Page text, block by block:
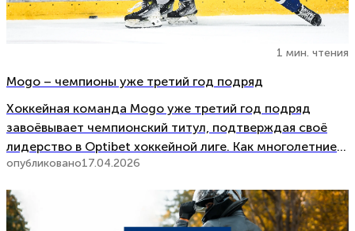
1 мин. чтения
Mogo – чемпионы уже третий год подряд
Хоккейная команда Mogo уже третий год подряд
завоёвывает чемпионский титул, подтверждая своё
лидерство в Optibet хоккейной лиге. Как многолетние
партнёры и сторонники команды, мы искренне
финальной серии 16 апреля Mogo на своей площадке –
в Mogo ледовом холле – обыграла […]
опубликовано17.04.2026